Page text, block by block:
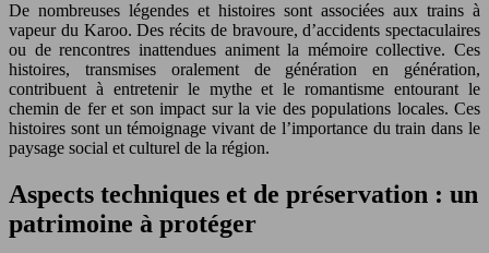
De nombreuses légendes et histoires sont associées aux trains à
vapeur du Karoo. Des récits de bravoure, d’accidents spectaculaires
ou de rencontres inattendues animent la mémoire collective. Ces
histoires, transmises oralement de génération en génération,
contribuent à entretenir le mythe et le romantisme entourant le
chemin de fer et son impact sur la vie des populations locales. Ces
histoires sont un témoignage vivant de l’importance du train dans le
paysage social et culturel de la région.
Aspects techniques et de préservation : un
patrimoine à protéger